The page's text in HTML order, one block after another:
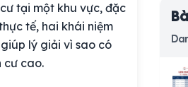
tại một khu vực, đặc
tế, hai khái niệm
lý giải vì sao có
cư cao.